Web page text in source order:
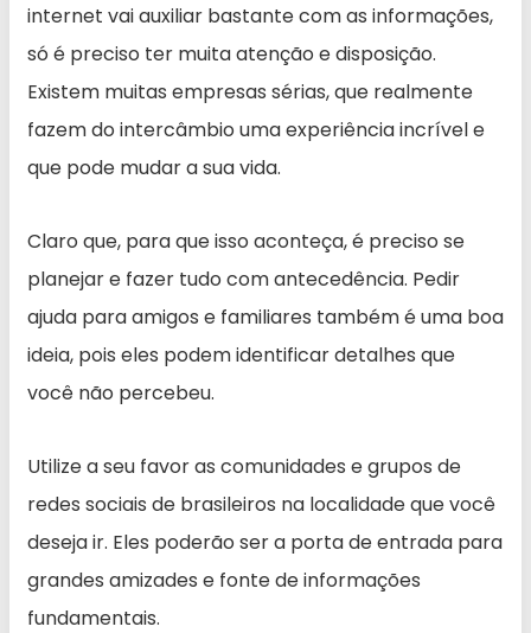
internet vai auxiliar bastante com as informações,
só é preciso ter muita atenção e disposição.
Existem muitas empresas sérias, que realmente
fazem do intercâmbio uma experiência incrível e
que pode mudar a sua vida.
Claro que, para que isso aconteça, é preciso se
planejar e fazer tudo com antecedência. Pedir
ajuda para amigos e familiares também é uma boa
ideia, pois eles podem identificar detalhes que
você não percebeu.
Utilize a seu favor as comunidades e grupos de
redes sociais de brasileiros na localidade que você
deseja ir. Eles poderão ser a porta de entrada para
grandes amizades e fonte de informações
fundamentais.